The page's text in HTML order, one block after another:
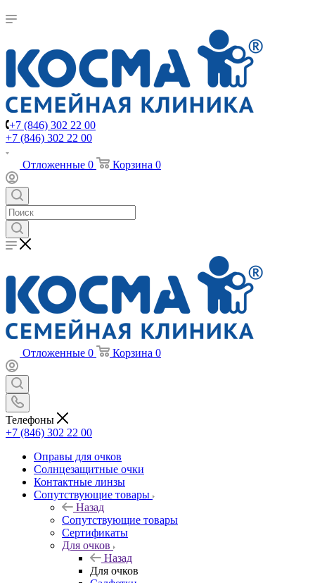
+7 (846) 302 22 00
+7 (846) 302 22 00
Отложенные 0 Корзина 0
Отложенные 0 Корзина 0
Телефоны
+7 (846) 302 22 00
Оправы для очков
Солнцезащитные очки
Контактные линзы
Сопутствующие товары
Назад
Сопутствующие товары
Сертификаты
Для очков
Назад
Для очков